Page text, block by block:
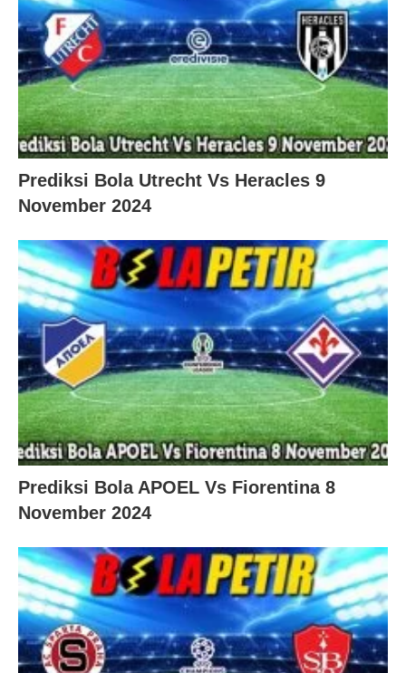
Prediksi Bola Utrecht Vs Heracles 9
November 2024
Prediksi Bola APOEL Vs Fiorentina 8
November 2024